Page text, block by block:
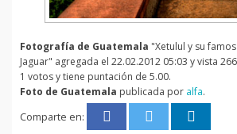
Fotografía de Guatemala "Xetulul y su
Jaguar" agregada el 22.02.2012 05:03 y vista
1 votos y tiene puntación de 5.00.
Foto de Guatemala publicada por alfa.
Comparte en: